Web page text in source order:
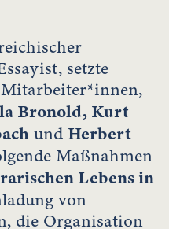
setzte
Bronold, Kurt
und Herbert
Maßnahmen
Lebens in
von
die Organisation